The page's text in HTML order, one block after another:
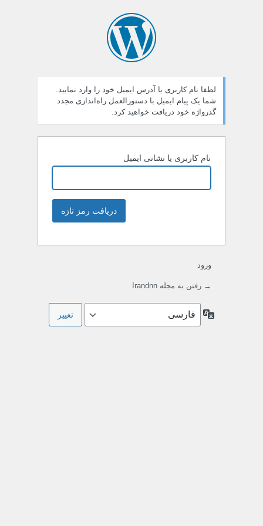
لطفا نام کاربری یا آدرس ایمیل خود را وارد نمایید.
شما یک پیام ایمیل با دستورالعمل راه‌اندازی مجدد
گذرواژه خود دریافت خواهید کرد.
نام کاربری یا نشانی ایمیل
ورود
→ رفتن به مجله Irandnn
زبان